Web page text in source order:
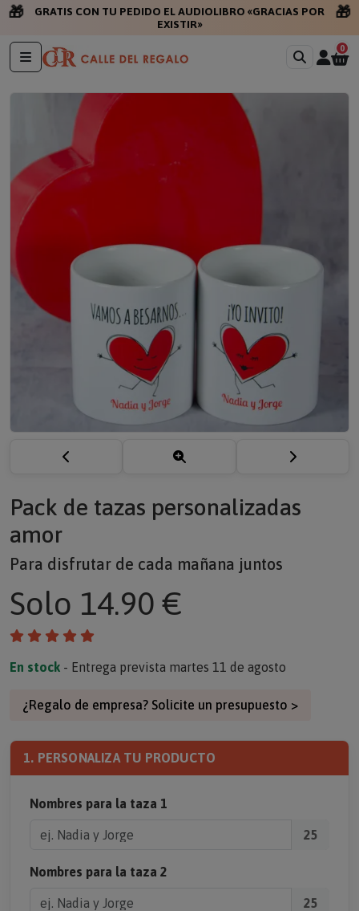
🎁
GRATIS CON TU PEDIDO EL AUDIOLIBRO «GRACIAS POR
EXISTIR»
🎁
0
Pack de tazas personalizadas
amor
Para disfrutar de cada mañana juntos
Solo 14.90 €
En stock - Entrega prevista martes 11 de agosto
¿Regalo de empresa? Solicite un presupuesto >
1. PERSONALIZA TU PRODUCTO
Nombres para la taza 1
25
Nombres para la taza 2
25